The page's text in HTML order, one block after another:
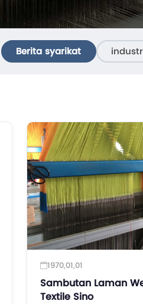
Berita syarikat
1970,01,01
Sambutan Laman
Textile Sino